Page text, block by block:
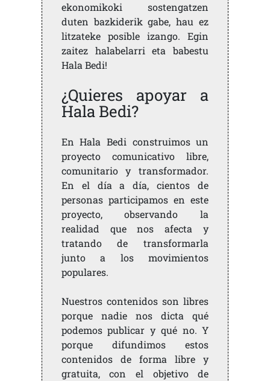
ekonomikoki sostengatzen
duten bazkiderik gabe, hau ez
litzateke posible izango. Egin
zaitez halabelarri eta babestu
Hala Bedi!
¿Quieres apoyar a
Hala Bedi?
En Hala Bedi construimos un
proyecto comunicativo libre,
comunitario y transformador.
En el día a día, cientos de
personas participamos en este
proyecto, observando la
realidad que nos afecta y
tratando de transformarla
junto a los movimientos
populares.
Nuestros contenidos son libres
porque nadie nos dicta qué
podemos publicar y qué no. Y
porque difundimos estos
contenidos de forma libre y
gratuita, con el objetivo de